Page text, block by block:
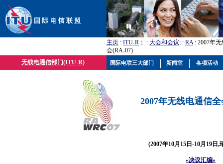
主页 : ITU-R ； : 大会和会议; : RA: 2007年
会(RA-07)
无线电通信部门(ITU-R)
2007年无线电通信
(2007年10月15日-10月19日,
«决议汇编»
国际电联三大部门 新闻室 各项活动